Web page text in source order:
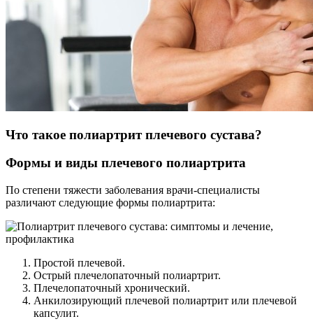
Что такое полиартрит плечевого сустава?
Формы и виды плечевого полиартрита
По степени тяжести заболевания врачи-специалисты
различают следующие формы полиартрита:
Простой плечевой.
Острый плечелопаточный полиартрит.
Плечелопаточный хронический.
Анкилозирующий плечевой полиартрит или плечевой
капсулит.